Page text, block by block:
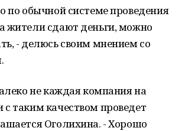
по обычной системе проведения
жители сдают деньги, можно
- делюсь своим мнением со
не каждая компания на
таким качеством проведет
Оголихина. - Хорошо